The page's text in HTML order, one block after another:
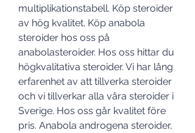
multiplikationstabell. Köp steroider
av hög kvalitet. Köp anabola
steroider hos oss på
anabolasteroider. Hos oss hittar du
högkvalitativa steroider. Vi har lång
erfarenhet av att tillverka steroider
och vi tillverkar alla våra steroider i
Sverige. Hos oss går kvalitet före
pris. Anabola androgena steroider,